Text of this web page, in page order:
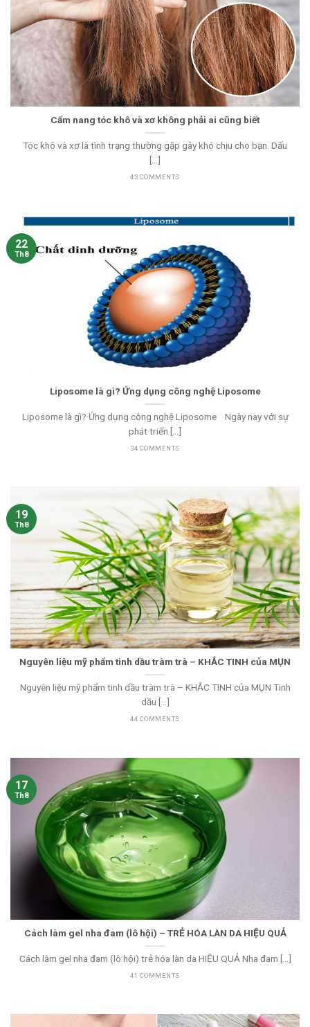
Cẩm nang tóc khô và xơ không phải ai cũng biết
Tóc khô và xơ là tình trạng thường gặp gây khó chịu cho bạn. Dấu
[...]
43 COMMENTS
Liposome là gì? Ứng dụng công nghệ Liposome
Liposome là gì? Ứng dụng công nghệ Liposome Ngày nay với sự
phát triển [...]
34 COMMENTS
22
Th8
Nguyên liệu mỹ phẩm tinh dầu tràm trà – KHẮC TINH của MỤN
Nguyên liệu mỹ phẩm tinh dầu tràm trà – KHẮC TINH của MỤN Tinh
dầu [...]
44 COMMENTS
19
Th8
Cách làm gel nha đam (lô hội) – TRẺ HÓA LÀN DA HIỆU QUẢ
Cách làm gel nha đam (lô hội) trẻ hóa làn da HIỆU QUẢ Nha đam [...]
41 COMMENTS
17
Th8